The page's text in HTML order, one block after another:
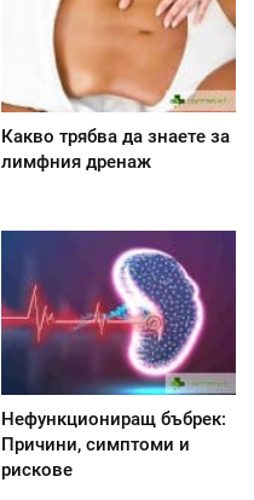
Какво трябва да знаете за
лимфния дренаж
Нефункциониращ бъбрек:
Причини, симптоми и
рискове